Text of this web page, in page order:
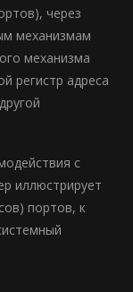
через
механизмам
механизма
регистр адреса
с
иллюстрирует
портов, к